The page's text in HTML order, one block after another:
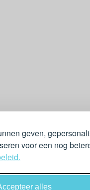
geven,
voor een nog
alles